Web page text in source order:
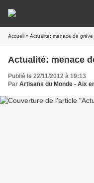
Accueil » Actualité: menace de
Actualité: menace
Publié le 22/11/2012 à 19:13
Par Artisans du Monde - Aix